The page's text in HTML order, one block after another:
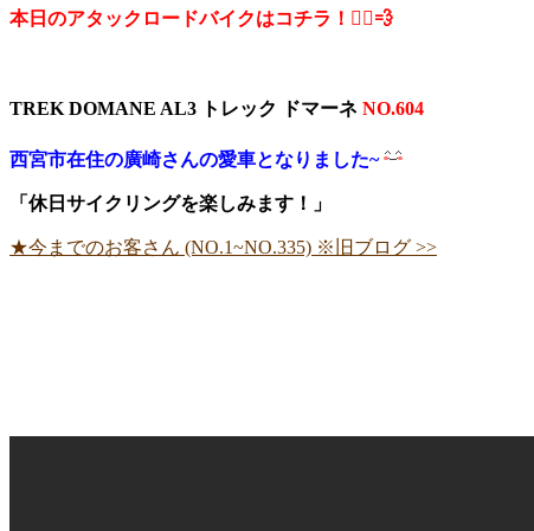
本日のアタックロードバイクはコチラ！🚴‍♀️💨
TREK DOMANE AL3 トレック ドマーネ NO.604
西宮市在住の廣崎さんの愛車となりました~
「休日サイクリングを楽しみます！」
★今までのお客さん (NO.1~NO.335) ※旧ブログ >>